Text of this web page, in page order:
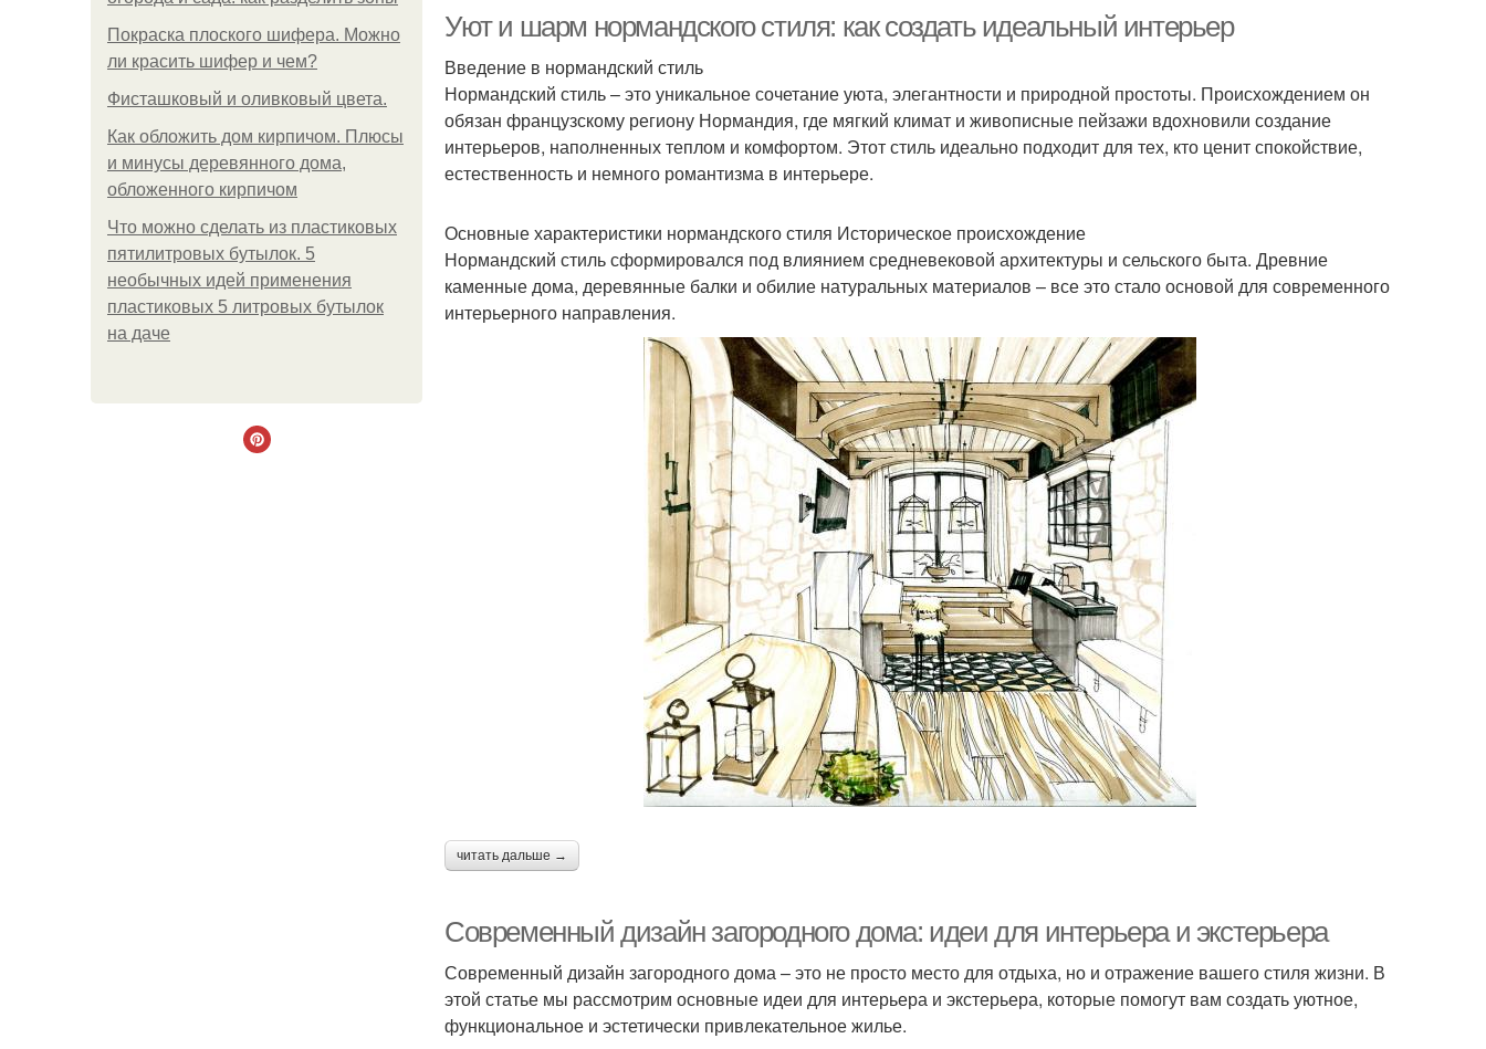
Покраска плоского шифера. Можно
ли красить шифер и чем?
Фисташковый и оливковый цвета.
Как обложить дом кирпичом. Плюсы
и минусы деревянного дома,
обложенного кирпичом
Что можно сделать из пластиковых
пятилитровых бутылок. 5
необычных идей применения
пластиковых 5 литровых бутылок
на даче
Дизайн для компактной
кухни
Тренды в дизайне Идеи для дизайна Пространства в дизайне
современном стиле
Метры в современном
Уют и шарм нормандского стиля: как создать идеальный интерьер
Введение в нормандский стиль
Нормандский стиль – это уникальное сочетание уюта, элегантности и природной простоты. Происхождением он
обязан французскому региону Нормандия, где мягкий климат и живописные пейзажи вдохновили создание
интерьеров, наполненных теплом и комфортом. Этот стиль идеально подходит для тех, кто ценит спокойствие,
естественность и немного романтизма в интерьере.
Основные характеристики нормандского стиля Историческое происхождение
Нормандский стиль сформировался под влиянием средневековой архитектуры и сельского быта. Древние
каменные дома, деревянные балки и обилие натуральных материалов – все это стало основой для современного
интерьерного направления.
читать дальше →
Современный дизайн загородного дома: идеи для интерьера и экстерьера
Современный дизайн загородного дома – это не просто место для отдыха, но и отражение вашего стиля жизни. В
этой статье мы рассмотрим основные идеи для интерьера и экстерьера, которые помогут вам создать уютное,
функциональное и эстетически привлекательное жилье.